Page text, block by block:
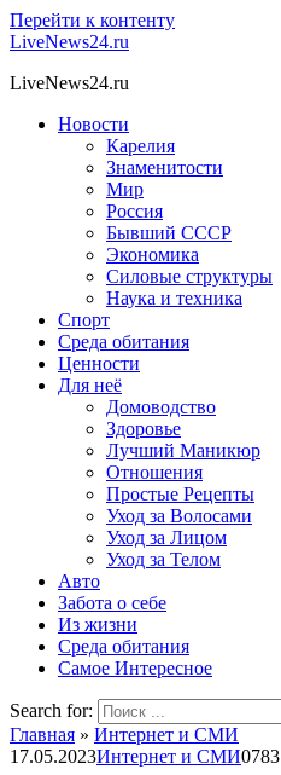
Перейти к контенту
LiveNews24.ru
LiveNews24.ru
Новости
Карелия
Знаменитости
Мир
Россия
Бывший СССР
Экономика
Силовые структуры
Наука и техника
Спорт
Среда обитания
Ценности
Для неё
Домоводство
Здоровье
Лучший Маникюр
Отношения
Простые Рецепты
Уход за Волосами
Уход за Лицом
Уход за Телом
Авто
Забота о себе
Из жизни
Среда обитания
Самое Интересное
Search for:
Главная » Интернет и СМИ
17.05.2023Интернет и СМИ0783